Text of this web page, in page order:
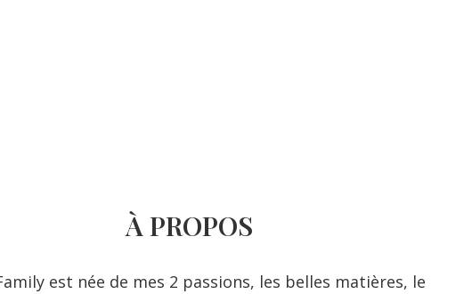
À PROPOS
est née de mes 2 passions, les belles matières, le